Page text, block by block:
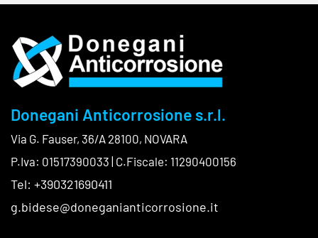
Donegani Anticorrosione s.r.l.
Via G. Fauser, 36/A 28100, NOVARA
P.Iva: 01517390033 | C.Fiscale: 11290400156
Tel: +390321690411
g.bidese@doneganianticorrosione.it